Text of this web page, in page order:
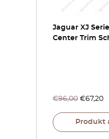
Jaguar XJ
Center Trim
€96,00 €67,20
Produkt